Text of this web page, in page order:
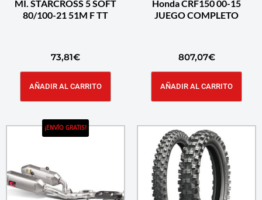
MI. STARCROSS 5 SOFT
80/100-21 51M F TT
73,81€
AÑADIR AL CARRITO
Honda CRF150 00-15
JUEGO COMPLETO
807,07€
AÑADIR AL CARRITO
¡ENVÍO GRATIS!